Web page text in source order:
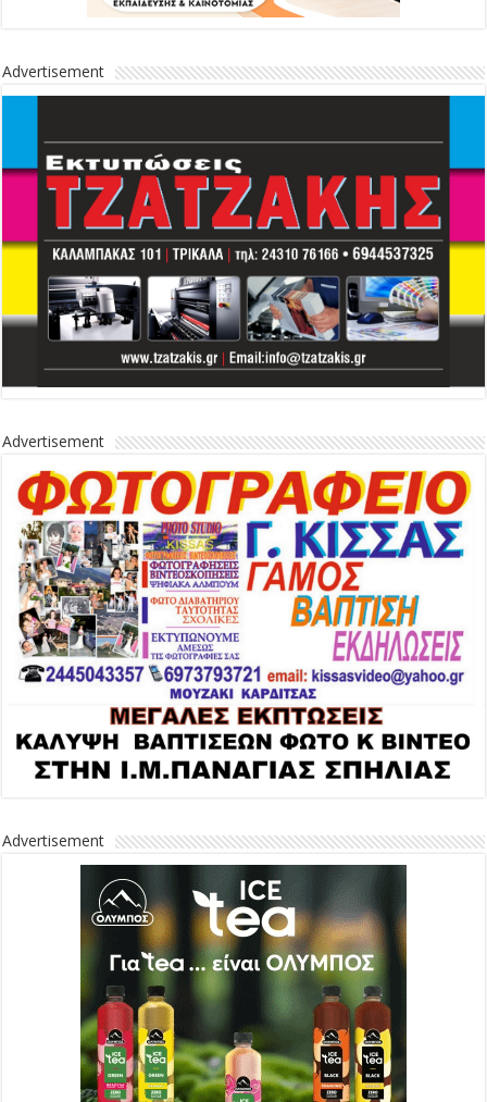
Advertisement
Advertisement
Advertisement